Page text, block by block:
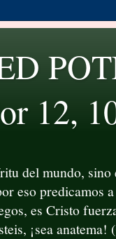
12,
del mundo,
eso predicamos
es Cristo
¡sea anatema!